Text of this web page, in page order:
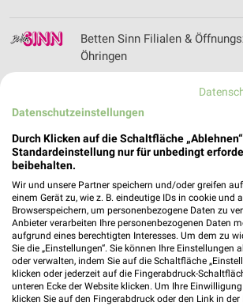
Betten Sinn Filialen &
Öhringen
Bietigheimer Wohnbau Filialen
für Bietigheim-Bissingen
BigXtra Prospekte, Angebote,
Bike Arena Bender Filialen &
Heilbronn
Datenschutzeinstellungen
Durch Klicken auf die Schaltfläche
Standardeinstellung nur für unbedingt
beibehalten.
Wir und unsere Partner speichern und/oder greifen
einem Gerät zu, wie z. B. eindeutige IDs in cookie und
Browserspeichern, um personenbezogene Daten zu
Anbieter verarbeiten Ihre personenbezogenen Daten
aufgrund eines berechtigten Interesses. Um dem zu
Sie die „Einstellungen“. Sie können Ihre Einstellungen
oder verwalten, indem Sie auf die Schaltfläche
klicken oder jederzeit auf die Fingerabdruck-
unteren Ecke der Website klicken. Um Ihre
klicken Sie auf den Fingerabdruck oder den Link in